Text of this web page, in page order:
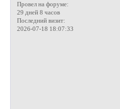
Провел на форуме:
29 дней 8 часов
Последний визит:
2026-07-18 18:07:33